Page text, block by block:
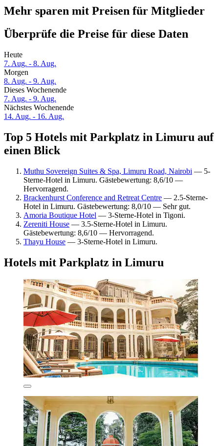
Mehr sparen mit Preisen für Mitglieder
Überprüfe die Preise für diese Daten
Heute
7. Aug. - 8. Aug.
Morgen
8. Aug. - 9. Aug.
Dieses Wochenende
7. Aug. - 9. Aug.
Nächstes Wochenende
14. Aug. - 16. Aug.
Top 5 Hotels mit Parkplatz in Limuru auf
einen Blick
Muthu Sovereign Suites & Spa, Limuru Road, Nairobi — 5-
Sterne-Hotel in Limuru. Gästebewertung: 8,6/10 —
Hervorragend.
Brackenhurst Conference and Retreat Centre — 2.5-Sterne-
Hotel in Limuru. Gästebewertung: 8,0/10 — Sehr gut.
Amoria Boutique Hotel — 3-Sterne-Hotel in Tigoni.
Zereniti House — 3.5-Sterne-Hotel in Limuru.
Gästebewertung: 8,6/10 — Hervorragend.
Thayu House — 3-Sterne-Hotel in Limuru.
Hotels mit Parkplatz in Limuru